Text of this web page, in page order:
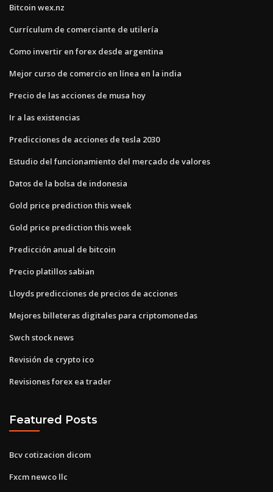
Bitcoin wex.nz
Currículum de comerciante de utilería
Como invertir en forex desde argentina
Mejor curso de comercio en línea en la india
Precio de las acciones de musa hoy
Ir a las existencias
Predicciones de acciones de tesla 2030
Estudio del funcionamiento del mercado de valores
Datos de la bolsa de indonesia
Gold price prediction this week
Gold price prediction this week
Predicción anual de bitcoin
Precio platillos sabian
Lloyds predicciones de precios de acciones
Mejores billeteras digitales para criptomonedas
Swch stock news
Revisión de crypto ico
Revisiones forex ea trader
Featured Posts
Bcv cotizacion dicom
Fxcm newco llc